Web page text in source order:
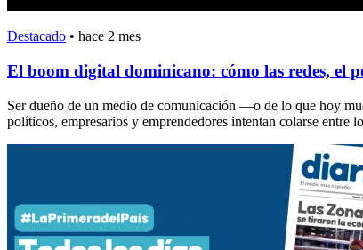
Destacado • hace 2 mes
El boom digital dominicano: cómo las redes, el
Ser dueño de un medio de comunicación —o de lo que hoy
políticos, empresarios y emprendedores intentan colarse